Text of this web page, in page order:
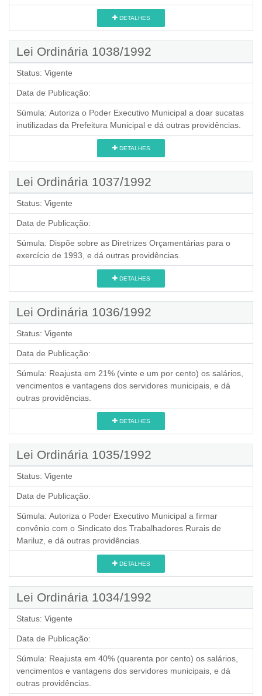
DETALHES
Lei Ordinária 1038/1992
Status: Vigente
Data de Publicação:
Súmula: Autoriza o Poder Executivo Municipal a doar sucatas
inutilizadas da Prefeitura Municipal e dá outras providências.
DETALHES
Lei Ordinária 1037/1992
Status: Vigente
Data de Publicação:
Súmula: Dispõe sobre as Diretrizes Orçamentárias para o
exercício de 1993, e dá outras providências.
DETALHES
Lei Ordinária 1036/1992
Status: Vigente
Data de Publicação:
Súmula: Reajusta em 21% (vinte e um por cento) os salários,
vencimentos e vantagens dos servidores municipais, e dá
outras providências.
DETALHES
Lei Ordinária 1035/1992
Status: Vigente
Data de Publicação:
Súmula: Autoriza o Poder Executivo Municipal a firmar
convênio com o Sindicato dos Trabalhadores Rurais de
Mariluz, e dá outras providências.
DETALHES
Lei Ordinária 1034/1992
Status: Vigente
Data de Publicação:
Súmula: Reajusta em 40% (quarenta por cento) os salários,
vencimentos e vantagens dos servidores municipais, e dá
outras providências.